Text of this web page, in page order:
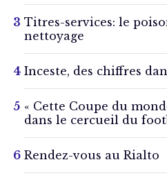
Titres-services: le
nettoyage
Inceste, des chiffres
« Cette Coupe du
dans le cercueil du
Rendez-vous au Rialto